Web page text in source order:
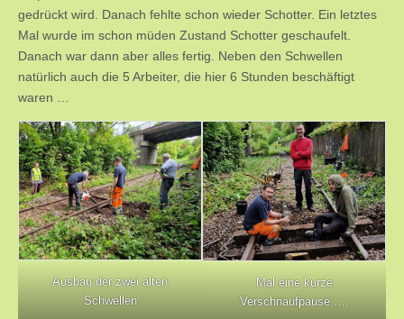
gedrückt wird. Danach fehlte schon wieder Schotter. Ein letztes
Mal wurde im schon müden Zustand Schotter geschaufelt.
Danach war dann aber alles fertig. Neben den Schwellen
natürlich auch die 5 Arbeiter, die hier 6 Stunden beschäftigt
waren …
Ausbau der zwei alten
Schwellen
Mal eine kurze
Verschnaufpause ….